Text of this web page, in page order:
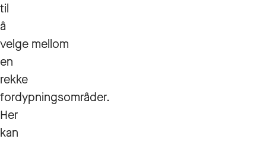
til
å
velge mellom
en
rekke
fordypningsområder.
Her
kan